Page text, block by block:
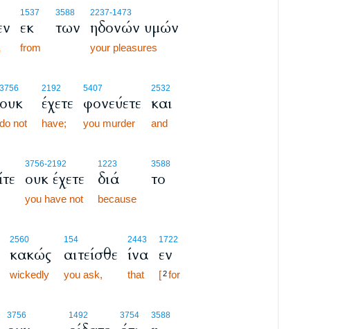
1537
εκ
from
3588
των
2237-1473
ηδονών υμών
your pleasures
3756
ουκ
do not
2192
έχετε
have;
5407
φονεύετε
you murder
2532
και
and
3756-2192
ουκ έχετε
you have not
1223
διά
because
3588
το
2560
κακώς
wickedly
154
αιτείσθε
you ask,
2443
ίνα
that
1722
εν
[ 2 for
3756 1492 3754 3588